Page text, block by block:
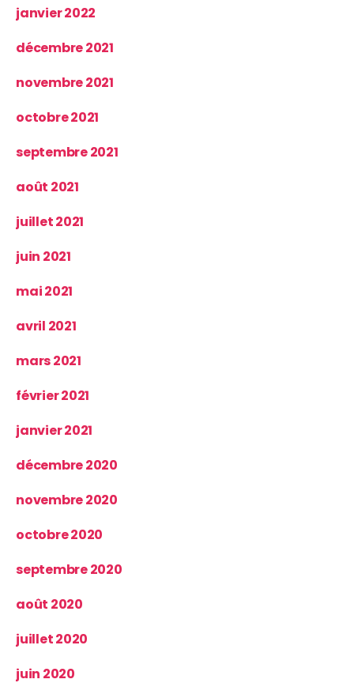
janvier 2022
décembre 2021
novembre 2021
octobre 2021
septembre 2021
août 2021
juillet 2021
juin 2021
mai 2021
avril 2021
mars 2021
février 2021
janvier 2021
décembre 2020
novembre 2020
octobre 2020
septembre 2020
août 2020
juillet 2020
juin 2020